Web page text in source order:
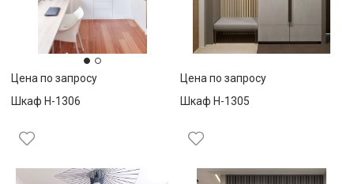
Цена по запросу
Шкаф Н-1306
Цена по запросу
Шкаф Н-1305